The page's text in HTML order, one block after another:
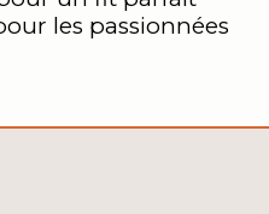
les passionnées